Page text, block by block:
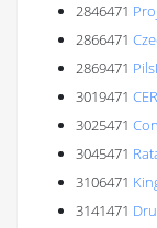
2846471
2866471
2869471
3019471
3025471
3045471
3106471
3141471